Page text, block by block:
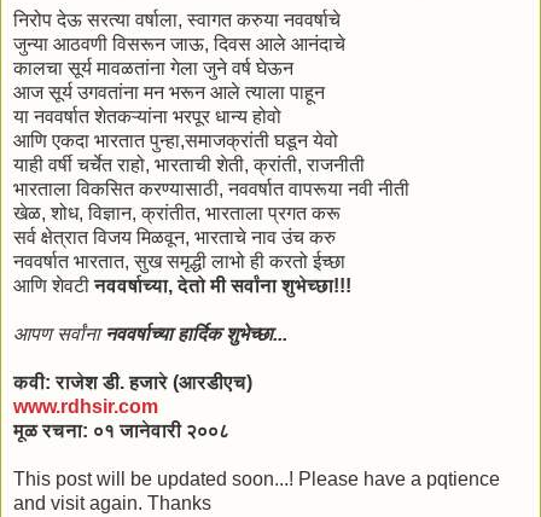
निरोप देऊ सरत्या वर्षाला, स्वागत करुया नववर्षाचे
जुन्या आठवणी विसरून जाऊ, दिवस आले आनंदाचे
कालचा सूर्य मावळतांना गेला जुने वर्ष घेऊन
आज सूर्य उगवतांना मन भरून आले त्याला पाहून
या नववर्षात शेतकऱ्यांना भरपूर धान्य होवो
आणि एकदा भारतात पुन्हा,समाजक्रांती घडून येवो
याही वर्षी चर्चेत राहो, भारताची शेती, क्रांती, राजनीती
भारताला विकसित करण्यासाठी, नववर्षात वापरूया नवी नीती
खेळ, शोध, विज्ञान, क्रांतीत, भारताला प्रगत करू
सर्व क्षेत्रात विजय मिळवून, भारताचे नाव उंच करु
नववर्षात भारतात, सुख समृद्धी लाभो ही करतो ईच्छा
आणि शेवटीनववर्षाच्या, देतो मी सर्वांना शुभेच्छा!!!
आपण सर्वांना नववर्षाच्या हार्दिक शुभेच्छा...
कवी: राजेश डी. हजारे (आरडीएच)
www.rdhsir.com
मूळ रचना: ०१ जानेवारी २००८
This post will be updated soon...! Please have a pqtience
and visit again. Thanks